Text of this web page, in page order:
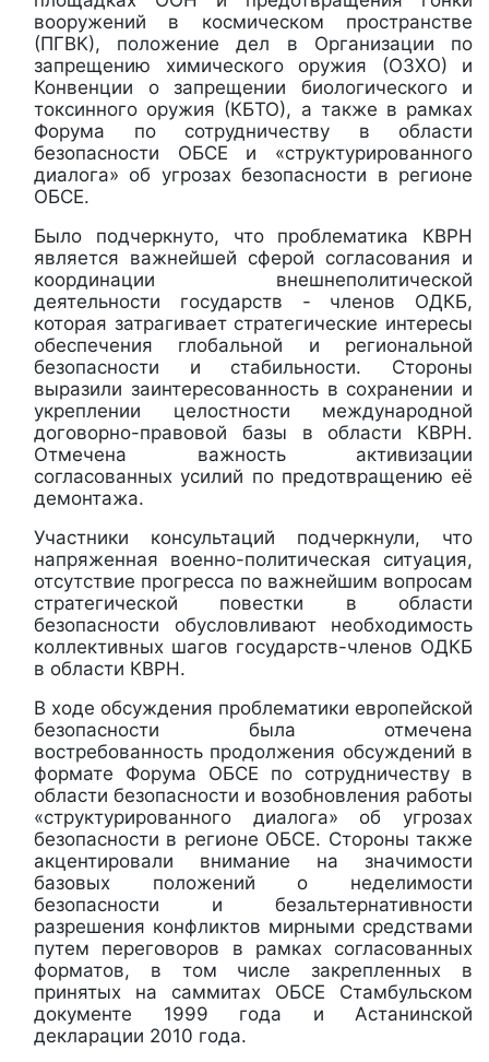
вооружений в космическом пространстве
(ПГВК), положение дел в Организации по
запрещению химического оружия (ОЗХО) и
Конвенции о запрещении биологического и
токсинного оружия (КБТО), а также в рамках
Форума по сотрудничеству в области
безопасности ОБСЕ и «структурированного
диалога» об угрозах безопасности в регионе
ОБСЕ.
Было подчеркнуто, что проблематика КВРН
является важнейшей сферой согласования и
координации внешнеполитической
деятельности государств - членов ОДКБ,
которая затрагивает стратегические интересы
обеспечения глобальной и региональной
безопасности и стабильности. Стороны
выразили заинтересованность в сохранении и
укреплении целостности международной
договорно-правовой базы в области КВРН.
Отмечена важность активизации
согласованных усилий по предотвращению её
демонтажа.
Участники консультаций подчеркнули, что
напряженная военно-политическая ситуация,
отсутствие прогресса по важнейшим вопросам
стратегической повестки в области
безопасности обусловливают необходимость
коллективных шагов государств-членов ОДКБ
в области КВРН.
В ходе обсуждения проблематики европейской
безопасности была отмечена
востребованность продолжения обсуждений в
формате Форума ОБСЕ по сотрудничеству в
области безопасности и возобновления работы
«структурированного диалога» об угрозах
безопасности в регионе ОБСЕ. Стороны также
акцентировали внимание на значимости
базовых положений о неделимости
безопасности и безальтернативности
разрешения конфликтов мирными средствами
путем переговоров в рамках согласованных
форматов, в том числе закрепленных в
принятых на саммитах ОБСЕ Стамбульском
документе 1999 года и Астанинской
декларации 2010 года.